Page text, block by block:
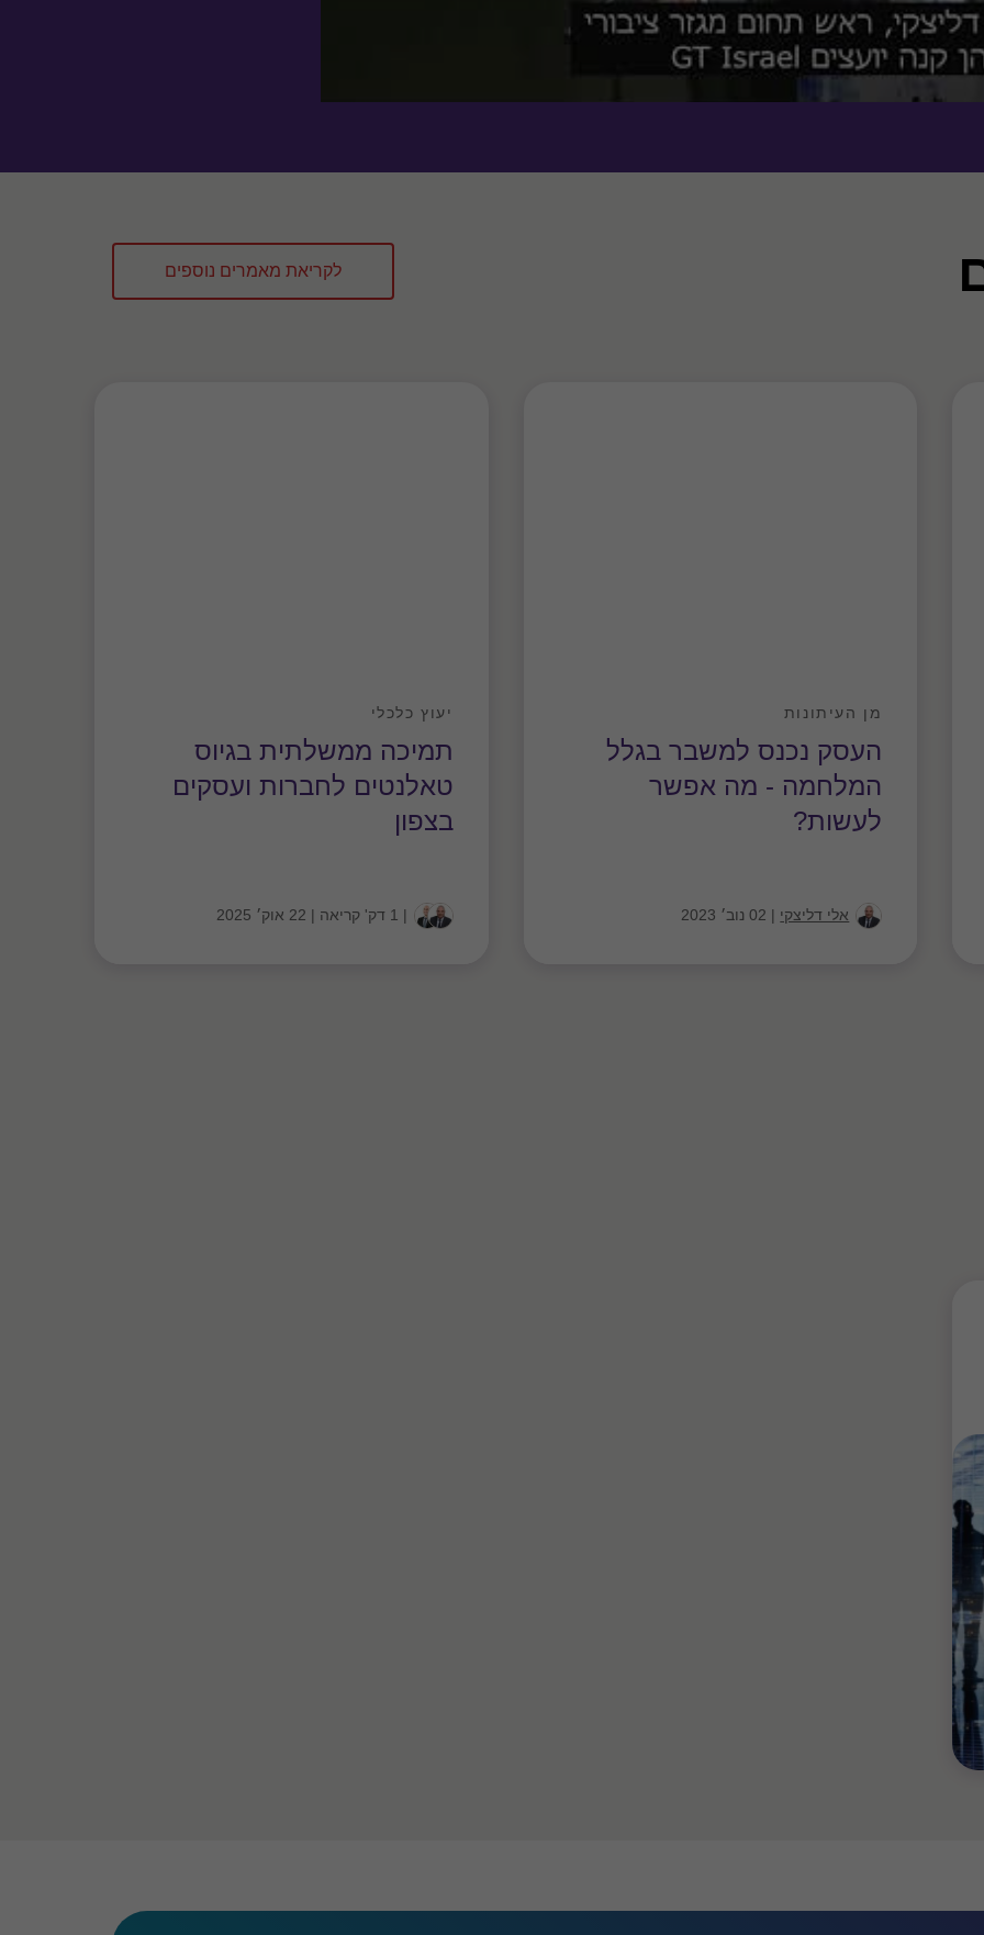
לקריאת מאמרים נוספים
העסק נכנס למשבר בגלל
המלחמה - מה אפשר
לעשות?
מן העיתונות
אלי דליצקי | 02 נוב׳ 2023
תמיכה ממשלתית בגיוס
טאלנטים לחברות ועסקים
בצפון
יעוץ כלכלי
| 1 דק' קריאה | 22 אוק׳ 2025